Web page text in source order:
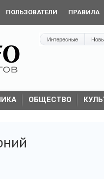
ПОЛЬЗОВАТЕЛИ ПРАВИЛА
Интересные
ОБЩЕСТВО